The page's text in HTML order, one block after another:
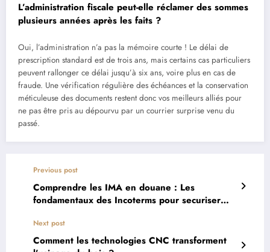
L’administration fiscale peut-elle réclamer des sommes
plusieurs années après les faits ?
Oui, l’administration n’a pas la mémoire courte ! Le délai de
prescription standard est de trois ans, mais certains cas particuliers
peuvent rallonger ce délai jusqu’à six ans, voire plus en cas de
fraude. Une vérification régulière des échéances et la conservation
méticuleuse des documents restent donc vos meilleurs alliés pour
ne pas être pris au dépourvu par un courrier surprise venu du
passé.
Previous post
Comprendre les IMA en douane : Les
fondamentaux des Incoterms pour securiser
Next post
Comment les technologies CNC transforment